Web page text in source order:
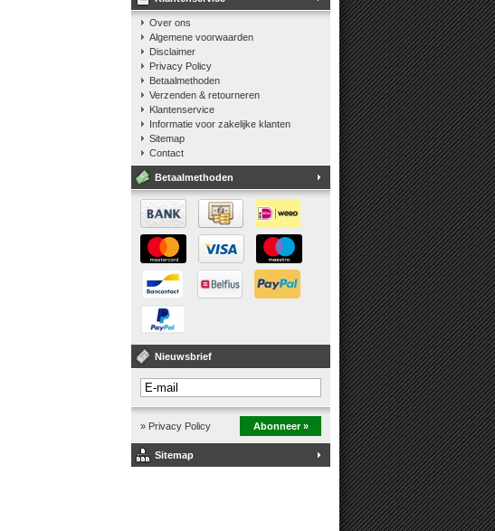
Over ons
Algemene voorwaarden
Disclaimer
Privacy Policy
Betaalmethoden
Verzenden & retourneren
Klantenservice
Informatie voor zakelijke klanten
Sitemap
Contact
Betaalmethoden
Nieuwsbrief
» Privacy Policy Abonneer »
Sitemap